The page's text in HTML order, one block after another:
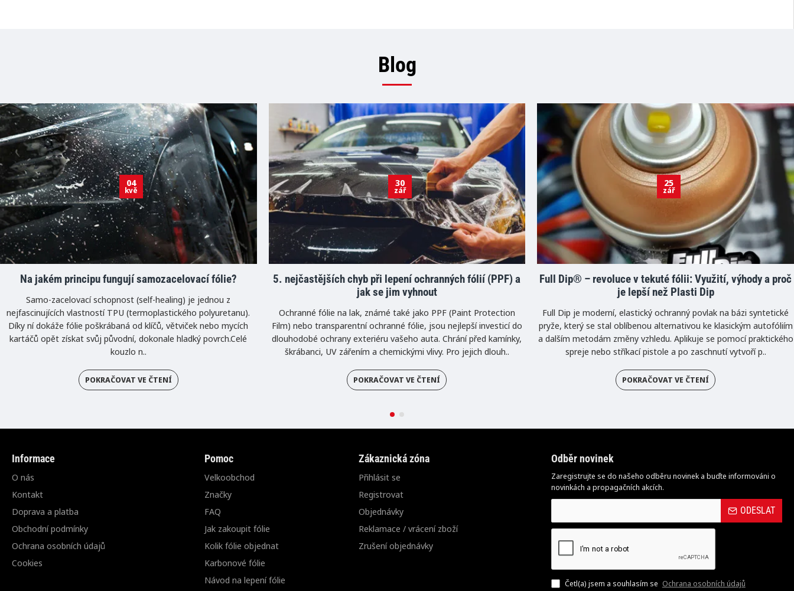
Blog
04
kvě
Na jakém principu fungují samozacelovací fólie?
Samo-zacelovací schopnost (self-healing) je jednou z
nejfascinujících vlastností TPU (termoplastického polyuretanu).
Díky ní dokáže fólie poškrábaná od klíčů, větviček nebo mycích
kartáčů opět získat svůj původní, dokonale hladký povrch.Celé
kouzlo n..
POKRAČOVAT VE ČTENÍ
30
zář
5. nejčastějších chyb při lepení ochranných fólií (PPF) a
jak se jim vyhnout
Ochranné fólie na lak, známé také jako PPF (Paint Protection
Film) nebo transparentní ochranné fólie, jsou nejlepší investicí do
dlouhodobé ochrany exteriéru vašeho auta. Chrání před kamínky,
škrábanci, UV zářením a chemickými vlivy. Pro jejich dlouh..
POKRAČOVAT VE ČTENÍ
25
zář
Full Dip® – revoluce v tekuté fólii: Využití, výhody a proč
je lepší než Plasti Dip
Full Dip je moderní, elastický ochranný povlak na bázi syntetické
pryže, který se stal oblíbenou alternativou ke klasickým autofóliím
a dalším metodám změny vzhledu. Aplikuje se pomocí praktického
spreje nebo stříkací pistole a po zaschnutí vytvoří p..
POKRAČOVAT VE ČTENÍ
Informace
O nás
Kontakt
Doprava a platba
Obchodní podmínky
Ochrana osobních údajů
Cookies
Pomoc
Velkoobchod
Značky
FAQ
Jak zakoupit fólie
Kolik fólie objednat
Karbonové fólie
Návod na lepení fólie
Zákaznická zóna
Přihlásit se
Registrovat
Objednávky
Reklamace / vrácení zboží
Zrušení objednávky
Odběr novinek
Zaregistrujte se do našeho odběru novinek a buďte informováni o
novinkách a propagačních akcích.
ODESLAT
Četl(a) jsem a souhlasím se Ochrana osobních údajů